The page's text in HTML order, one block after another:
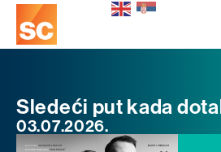
Sledeći put kada
03.07.2026.